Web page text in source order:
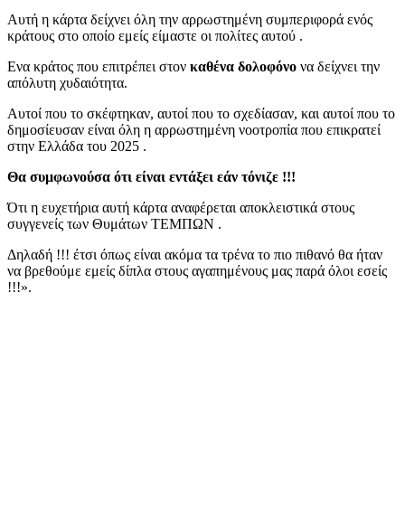
Αυτή η κάρτα δείχνει όλη την αρρωστημένη συμπεριφορά ενός
κράτους στο οποίο εμείς είμαστε οι πολίτες αυτού .
Ενα κράτος που επιτρέπει στον καθένα δολοφόνο να δείχνει την
απόλυτη χυδαιότητα.
Αυτοί που το σκέφτηκαν, αυτοί που το σχεδίασαν, και αυτοί που το
δημοσίευσαν είναι όλη η αρρωστημένη νοοτροπία που επικρατεί
στην Ελλάδα του 2025 .
Θα συμφωνούσα ότι είναι εντάξει εάν τόνιζε !!!
Ότι η ευχετήρια αυτή κάρτα αναφέρεται αποκλειστικά στους
συγγενείς των Θυμάτων ΤΕΜΠΩΝ .
Δηλαδή !!! έτσι όπως είναι ακόμα τα τρένα το πιο πιθανό θα ήταν
να βρεθούμε εμείς δίπλα στους αγαπημένους μας παρά όλοι εσείς
!!!».